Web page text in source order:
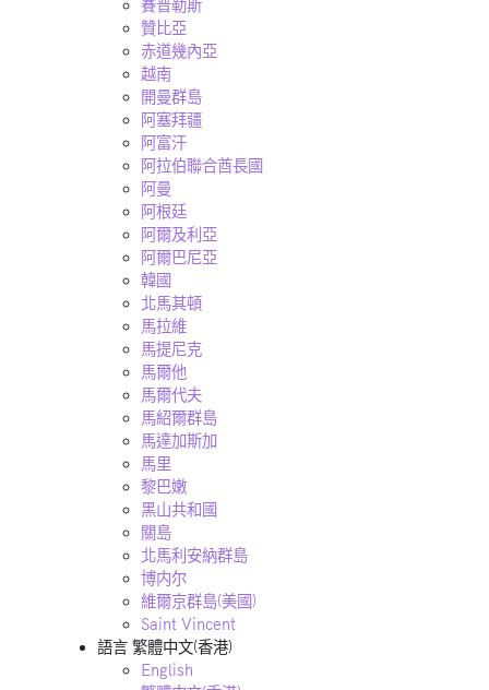
賽普勒斯
贊比亞
赤道幾內亞
越南
開曼群島
阿塞拜疆
阿富汗
阿拉伯聯合酋長國
阿曼
阿根廷
阿爾及利亞
阿爾巴尼亞
韓國
北馬其頓
馬拉維
馬提尼克
馬爾他
馬爾代夫
馬紹爾群島
馬達加斯加
馬里
黎巴嫩
黑山共和國
關島
北馬利安納群島
博内尔
維爾京群島(美國)
Saint Vincent
語言 繁體中文(香港)
English